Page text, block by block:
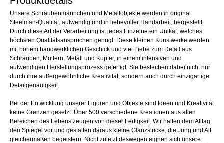
Unsere Schraubenmännchen und Metallobjekte werden in original
Steelman-Qualität, aufwendig und in liebevoller Handarbeit, hergestellt.
Durch diese Art der Verarbeitung ist jedes Einzelne ein Unikat, welches
höchsten Qualitätsansprüchen genügt. Diese kleinen Kunstwerke werden
mit hohem handwerklichen Geschick und viel Liebe zum Detail aus
Schrauben, Muttern, Metall und Kupfer, in einem intensiven und
aufwendigen Herstellungsprozess gefertigt. Sie bestechen dabei nicht nur
durch ihre außergewöhnliche Kreativität, sondern auch durch einzigartige
Detailgenauigkeit.
Bei der Entwicklung unserer Figuren und Objekte sind Ideen und Kreativität
keine Grenzen gesetzt. Über 500 verschiedene Kreationen aus allen
Bereichen des Lebens zeugen von dieser Fertigkeit. Wir halten dem Alltag
den Spiegel vor und gestalten daraus kleine Glanzstücke, die Jung und Alt
gleichermaßen begeistern. Nicht zuletzt deswegen eignen sich unsere